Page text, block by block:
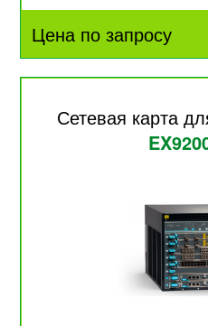
Цена по запросу
Сетевая карта